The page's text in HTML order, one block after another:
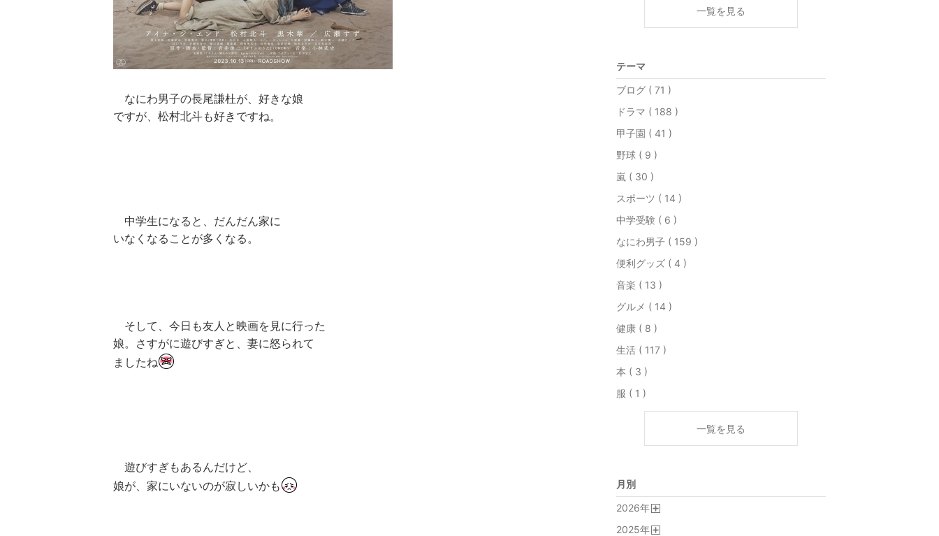
なにわ男子の長尾謙杜が、好きな娘
ですが、松村北斗も好きですね。
中学生になると、だんだん家に
いなくなることが多くなる。
そして、今日も友人と映画を見に行った
娘。さすがに遊びすぎと、妻に怒られて
ましたね
遊びすぎもあるんだけど、
娘が、家にいないのが寂しいかも
一覧を見る
テーマ
ブログ ( 71 )
ドラマ ( 188 )
甲子園 ( 41 )
野球 ( 9 )
嵐 ( 30 )
スポーツ ( 14 )
中学受験 ( 6 )
なにわ男子 ( 159 )
便利グッズ ( 4 )
音楽 ( 13 )
グルメ ( 14 )
健康 ( 8 )
生活 ( 117 )
本 ( 3 )
服 ( 1 )
一覧を見る
月別
2026年
2025年